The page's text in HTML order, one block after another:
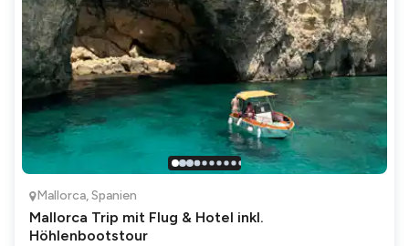
Mallorca,Spanien
Mallorca Trip mit Flug & Hotel inkl.
Höhlenbootstour